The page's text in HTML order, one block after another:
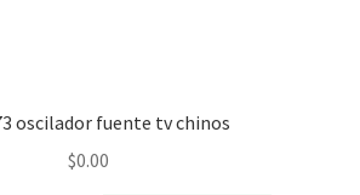
oscilador fuente tv chinos
$0.00